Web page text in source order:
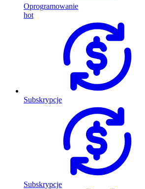
Oprogramowanie
hot
Subskrypcje
Subskrypcje